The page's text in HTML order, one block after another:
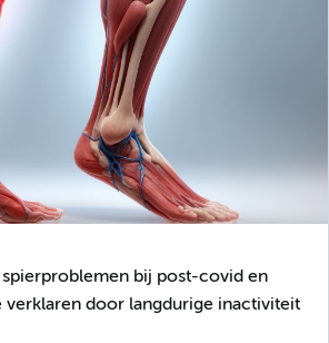
bij post-covid en
verklaren door langdurige inactiviteit